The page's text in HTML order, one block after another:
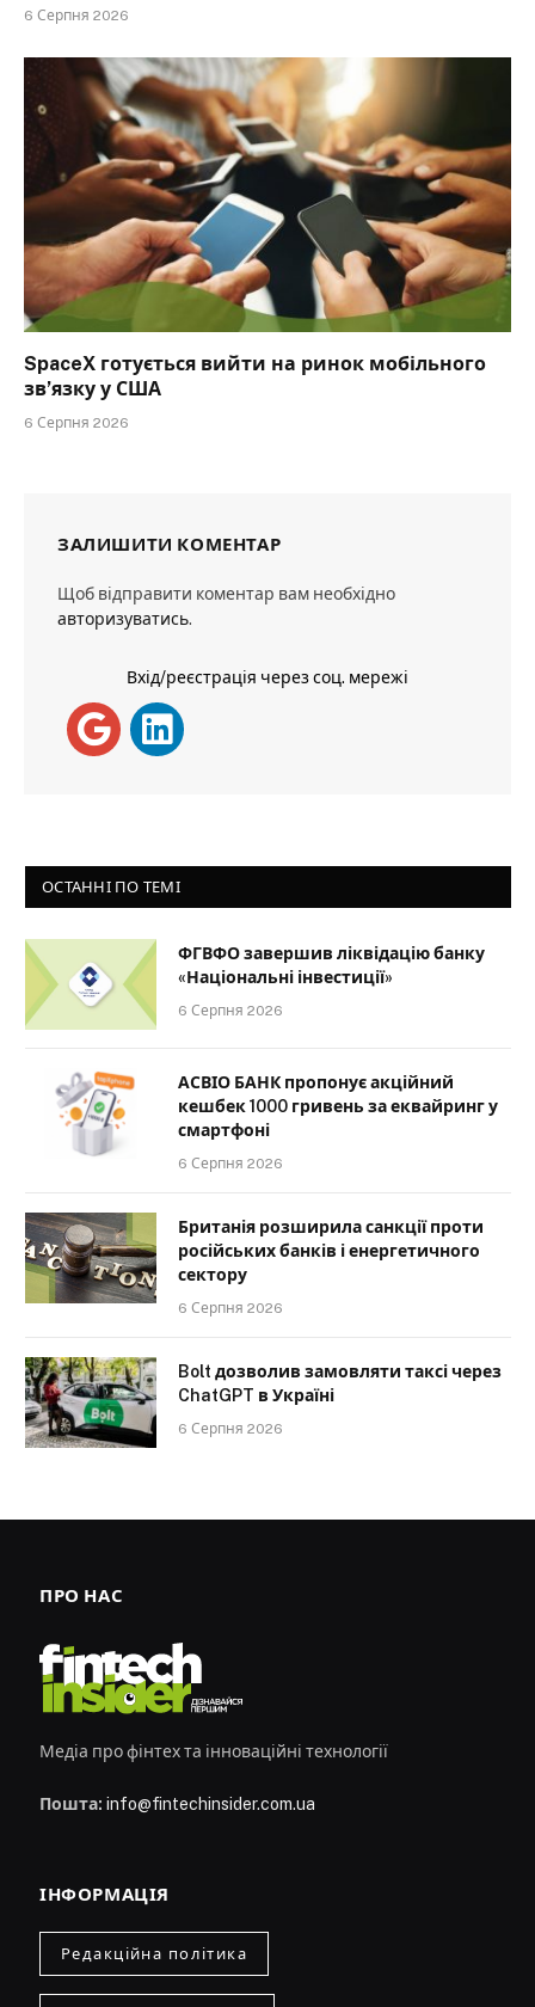
6 Серпня 2026
SpaceX готується вийти на ринок мобільного
зв’язку у США
6 Серпня 2026
ЗАЛИШИТИ КОМЕНТАР
Щоб відправити коментар вам необхідно
авторизуватись.
Вхід/реєстрація через соц. мережі
ОСТАННІ ПО ТЕМІ
ФГВФО завершив ліквідацію банку
«Національні інвестиції»
6 Серпня 2026
АСВІО БАНК пропонує акційний
кешбек 1000 гривень за еквайринг у
смартфоні
6 Серпня 2026
Британія розширила санкції проти
російських банків і енергетичного
сектору
6 Серпня 2026
Bolt дозволив замовляти таксі через
ChatGPT в Україні
6 Серпня 2026
ПРО НАС
Медіа про фінтех та інноваційні технології
Пошта: info@fintechinsider.com.ua
ІНФОРМАЦІЯ
Редакційна політика